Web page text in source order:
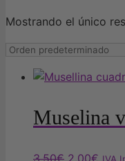
Mostrando el único
Muselina
El
El